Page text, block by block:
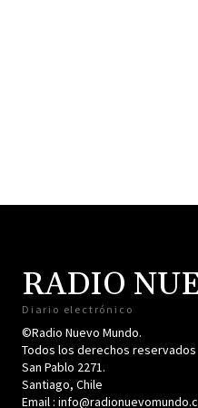
RADIO
Diario electrónico
©Radio Nuevo Mundo.
Todos los derechos reservados
San Pablo 2271.
Santiago, Chile
Email :